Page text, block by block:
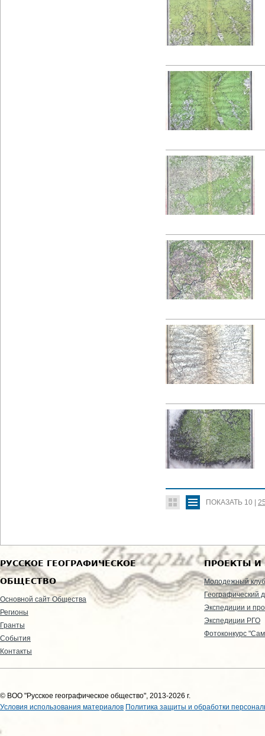
ПОКАЗАТЬ 10
РУССКОЕ ГЕОГРАФИЧЕСКОЕ
ОБЩЕСТВО
Основной сайт Общества
Регионы
Гранты
События
Контакты
ПРОЕКТЫ И
Молодежный клуб
Географический
Экспедиции и
Экспедиции РГО
Фотоконкурс
© ВОО "Русское географическое общество", 2013-2026 г.
Условия использования материалов Политика защиты и обработки